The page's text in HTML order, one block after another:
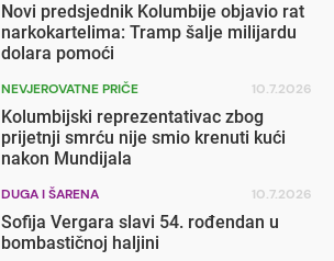
Novi predsjednik Kolumbije objavio rat
narkokartelima: Tramp šalje milijardu
dolara pomoći
NEVJEROVATNE PRIČE 10.7.2026
Kolumbijski reprezentativac zbog
prijetnji smrću nije smio krenuti kući
nakon Mundijala
DUGA I ŠARENA 10.7.2026
Sofija Vergara slavi 54. rođendan u
bombastičnoj haljini